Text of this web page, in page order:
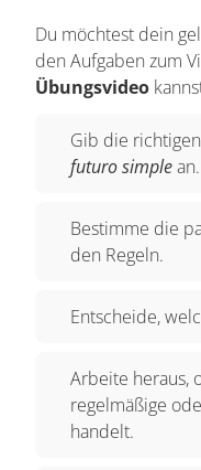
Du möchtest dein
den Aufgaben zum
Übungsvideo
Gib die
futuro simplean.
Bestimme die
den Regeln.
Entscheide,
Arbeite heraus,
regelmäßige
handelt.